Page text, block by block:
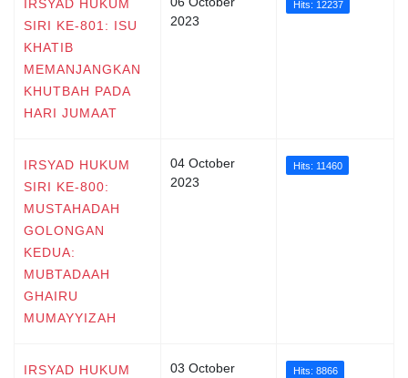
IRSYAD HUKUM
SIRI KE-801: ISU
KHATIB
MEMANJANGKAN
KHUTBAH PADA
HARI JUMAAT
2023
Hits: 12237
IRSYAD HUKUM
SIRI KE-800:
MUSTAHADAH
GOLONGAN
KEDUA:
MUBTADAAH
GHAIRU
MUMAYYIZAH
04 October
2023
Hits: 11460
IRSYAD HUKUM
03 October
Hits: 8866